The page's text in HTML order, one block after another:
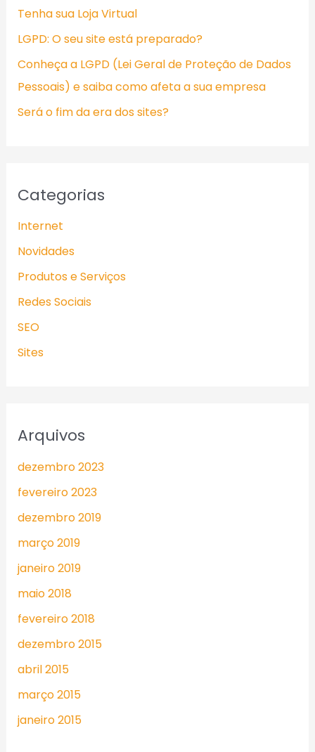
o
r
:
Tenha sua Loja Virtual
LGPD: O seu site está preparado?
Conheça a LGPD (Lei Geral de Proteção de Dados
Pessoais) e saiba como afeta a sua empresa
Será o fim da era dos sites?
Categorias
Internet
Novidades
Produtos e Serviços
Redes Sociais
SEO
Sites
Arquivos
dezembro 2023
fevereiro 2023
dezembro 2019
março 2019
janeiro 2019
maio 2018
fevereiro 2018
dezembro 2015
abril 2015
março 2015
janeiro 2015